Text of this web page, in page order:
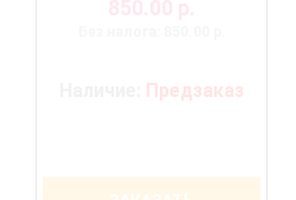
Предзаказ